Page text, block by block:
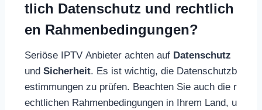
tlich Datenschutz und rechtlich
en Rahmenbedingungen?
Seriöse IPTV Anbieter achten auf Datenschutz
und Sicherheit. Es ist wichtig, die Datenschutzb
estimmungen zu prüfen. Beachten Sie auch die r
echtlichen Rahmenbedingungen in Ihrem Land, u